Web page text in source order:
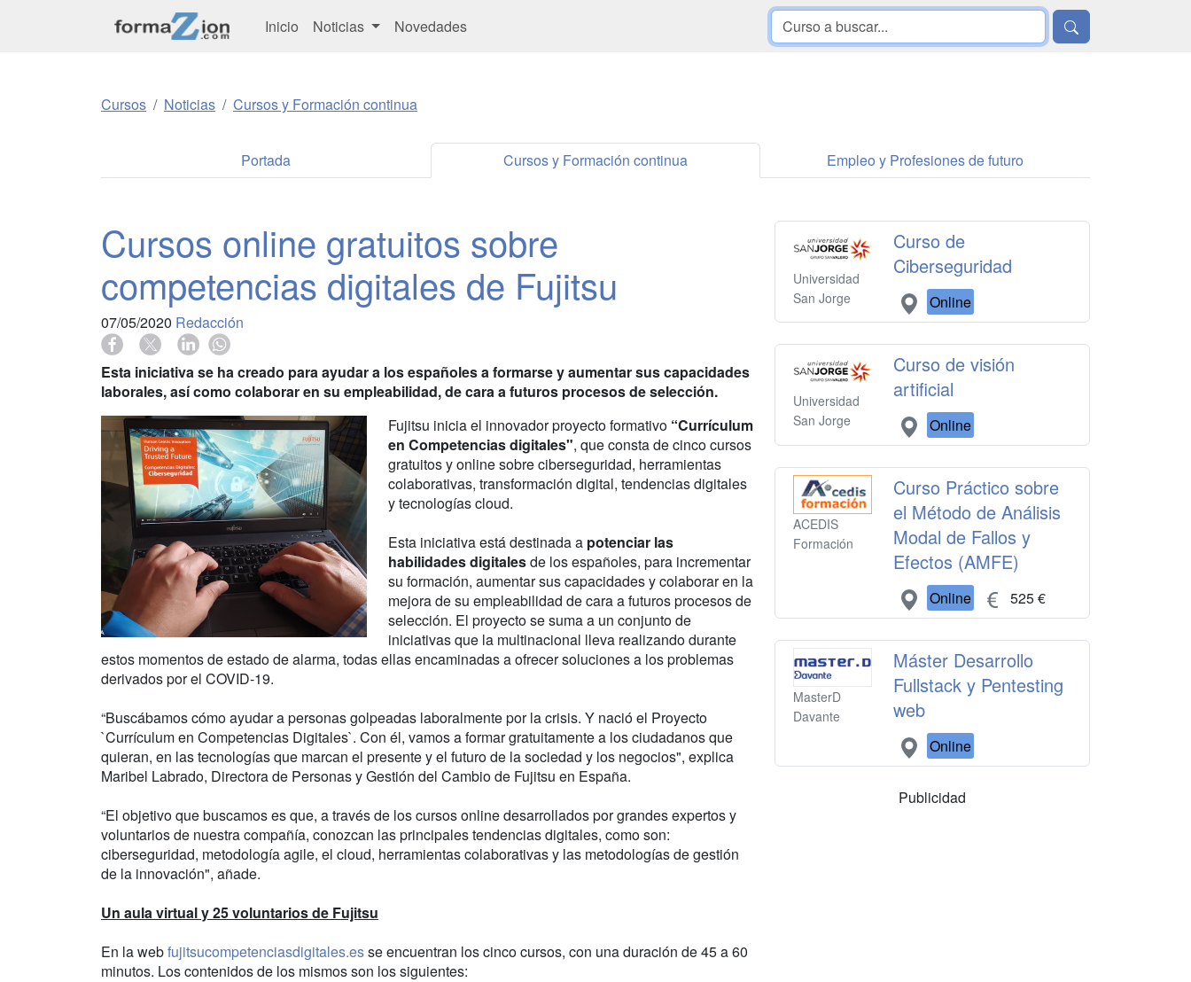
Inicio Noticias Novedades
Cursos Noticias Cursos y Formación continua
Portada Cursos y Formación continua Empleo y Profesiones de futuro
Cursos online gratuitos sobre
competencias digitales de Fujitsu
07/05/2020 Redacción
Esta iniciativa se ha creado para ayudar a los españoles a formarse y aumentar sus capacidades
laborales, así como colaborar en su empleabilidad, de cara a futuros procesos de selección.
Fujitsu inicia el innovador proyecto formativo “Currículum
en Competencias digitales", que consta de cinco cursos
gratuitos y online sobre ciberseguridad, herramientas
colaborativas, transformación digital, tendencias digitales
y tecnologías cloud.
Esta iniciativa está destinada a potenciar las
habilidades digitalesde los españoles, para incrementar
su formación, aumentar sus capacidades y colaborar en la
mejora de su empleabilidad de cara a futuros procesos de
selección. El proyecto se suma a un conjunto de
iniciativas que la multinacional lleva realizando durante
estos momentos de estado de alarma, todas ellas encaminadas a ofrecer soluciones a los problemas
derivados por el COVID-19.
“Buscábamos cómo ayudar a personas golpeadas laboralmente por la crisis. Y nació el Proyecto
`Currículum en Competencias Digitales`. Con él, vamos a formar gratuitamente a los ciudadanos que
quieran, en las tecnologías que marcan el presente y el futuro de la sociedad y los negocios", explica
Maribel Labrado, Directora de Personas y Gestión del Cambio de Fujitsu en España.
“El objetivo que buscamos es que, a través de los cursos online desarrollados por grandes expertos y
voluntarios de nuestra compañía, conozcan las principales tendencias digitales, como son:
ciberseguridad, metodología agile, el cloud, herramientas colaborativas y las metodologías de gestión
de la innovación", añade.
Un aula virtual y 25 voluntarios de Fujitsu
En la webfujitsucompetenciasdigitales.esse encuentran los cinco cursos, con una duración de 45 a 60
minutos. Los contenidos de los mismos son los siguientes:
Universidad
San Jorge
Curso de
Ciberseguridad
Online
Universidad
San Jorge
Curso de visión
artificial
Online
ACEDIS
Formación
Curso Práctico sobre
el Método de Análisis
Modal de Fallos y
Efectos (AMFE)
Online 525 €
MasterD
Davante
Máster Desarrollo
Fullstack y Pentesting
web
Online
Publicidad